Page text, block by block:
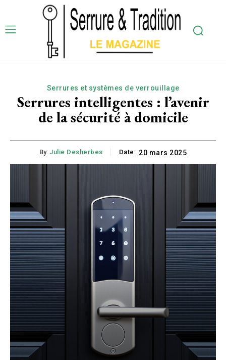
Serrures et systèmes de verrouillage
Serrures intelligentes : l’avenir
de la sécurité à domicile
By: Julie Desherbes Date: 20 mars 2025